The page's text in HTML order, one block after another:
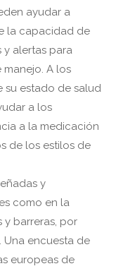
ayudar a
la capacidad de
alertas para
A los
su estado de salud
a los
a la medicación
de los estilos de
y
como en la
y barreras, por
Una encuesta de
europeas de